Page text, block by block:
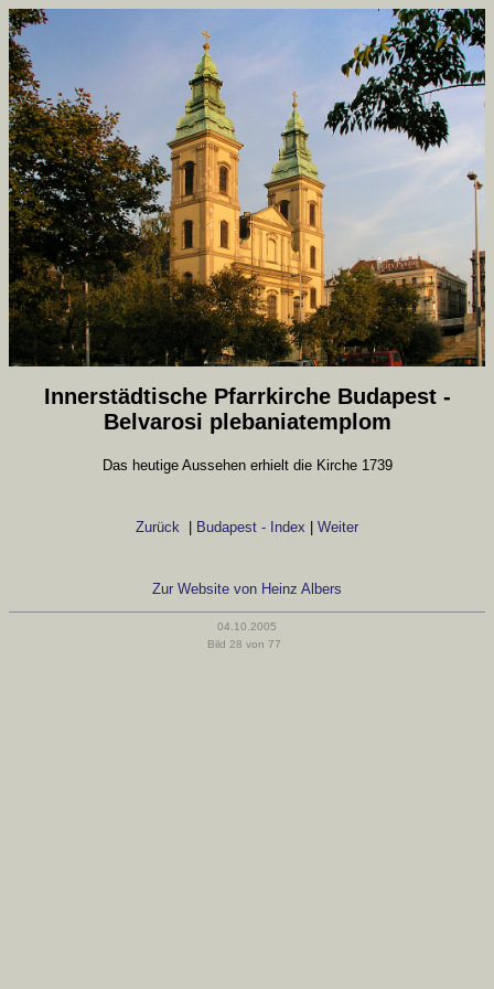
Innerstädtische Pfarrkirche Budapest -
Belvarosi plebaniatemplom
Das heutige Aussehen erhielt die Kirche 1739
Zurück Budapest - Index Weiter
Zur Website von Heinz Albers
04.10.2005
Bild 28 von 77